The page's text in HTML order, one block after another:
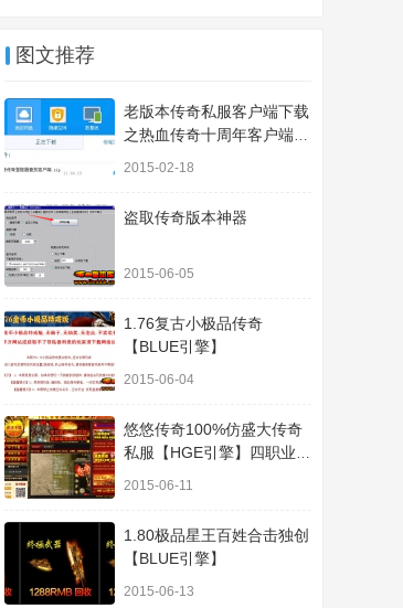
图文推荐
老版本传奇私服客户端下载
之热血传奇十周年客户端下
2015-02-18
盗取传奇版本神器
2015-06-05
1.76复古小极品传奇
【BLUE引擎】
2015-06-04
悠悠传奇100%仿盛大传奇
私服【HGE引擎】四职业疯
2015-06-11
1.80极品星王百姓合击独创
【BLUE引擎】
2015-06-13